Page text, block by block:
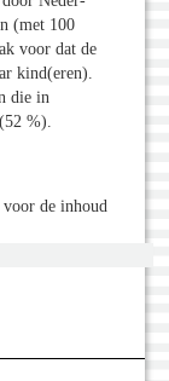
(met 100
voor dat de
kind(eren).
die in
%).
de inhoud